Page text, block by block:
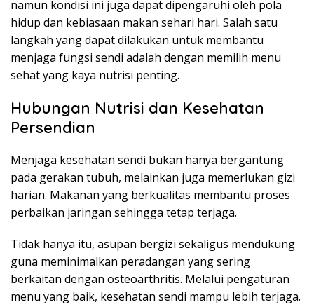
namun kondisi ini juga dapat dipengaruhi oleh pola
hidup dan kebiasaan makan sehari hari. Salah satu
langkah yang dapat dilakukan untuk membantu
menjaga fungsi sendi adalah dengan memilih menu
sehat yang kaya nutrisi penting.
Hubungan Nutrisi dan Kesehatan
Persendian
Menjaga kesehatan sendi bukan hanya bergantung
pada gerakan tubuh, melainkan juga memerlukan gizi
harian. Makanan yang berkualitas membantu proses
perbaikan jaringan sehingga tetap terjaga.
Tidak hanya itu, asupan bergizi sekaligus mendukung
guna meminimalkan peradangan yang sering
berkaitan dengan osteoarthritis. Melalui pengaturan
menu yang baik, kesehatan sendi mampu lebih terjaga.